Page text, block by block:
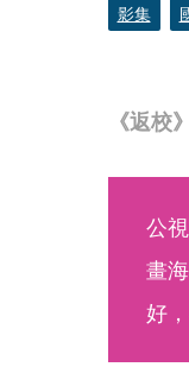
《返校
影集
公
畫
好